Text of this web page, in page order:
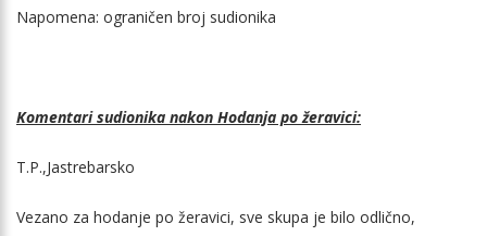
Napomena: ograničen broj sudionika
Komentari sudionika nakon Hodanja po žeravici:
T.P.,Jastrebarsko
Vezano za hodanje po žeravici, sve skupa je bilo odlično,